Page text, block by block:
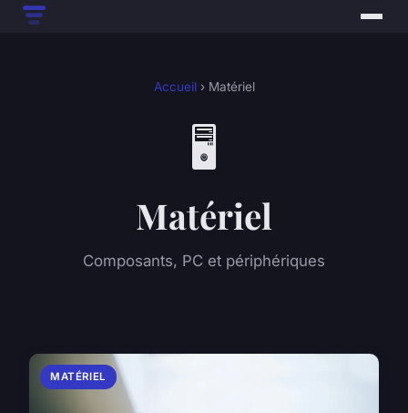
Accueil› Matériel
🖥️
Matériel
Composants, PC et périphériques
MATÉRIEL